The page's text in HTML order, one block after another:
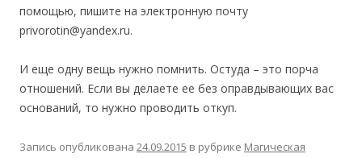
помощью, пишите на электронную почту
privorotin@yandex.ru.
И еще одну вещь нужно помнить. Остуда – это порча
отношений. Если вы делаете ее без оправдывающих вас
оснований, то нужно проводить откуп.
Запись опубликована 24.09.2015 в рубрике Магическая